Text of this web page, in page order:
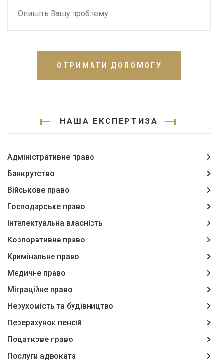
ОТРИМАТИ ДОПОМОГУ
НАША ЕКСПЕРТИЗА
Адміністративне право
Банкрутство
Військове право
Господарське право
Інтелектуальна власність
Корпоративне право
Кримінальне право
Медичне право
Міграційне право
Нерухомість та будівництво
Перерахунок пенсій
Податкове право
Послуги адвоката